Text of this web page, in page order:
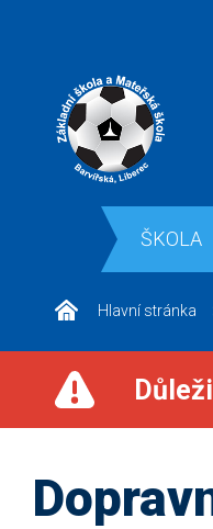
ŠKOLA
Hlavní stránka